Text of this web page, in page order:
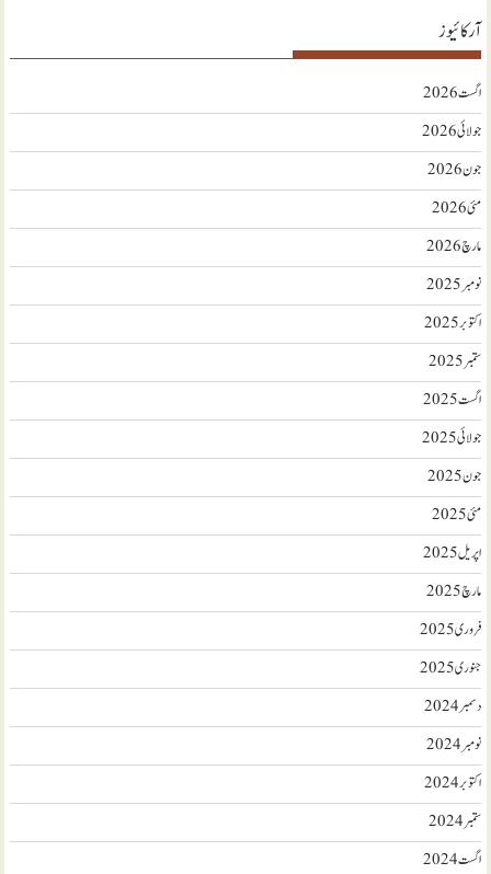
آرکائیوز
اگست 2026
جولائی 2026
جون 2026
مئی 2026
مارچ 2026
نومبر 2025
اکتوبر 2025
ستمبر 2025
اگست 2025
جولائی 2025
جون 2025
مئی 2025
اپریل 2025
مارچ 2025
فروری 2025
جنوری 2025
دسمبر 2024
نومبر 2024
اکتوبر 2024
ستمبر 2024
اگست 2024